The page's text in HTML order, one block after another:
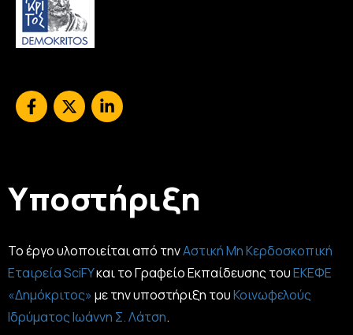
Υποστήριξη
Το έργο υλοποιείται από τηνΑστική Μη Κερδοσκοπική
Εταιρεία SciFYκαι το Γραφείο Εκπαίδευσης τουΕΚΕΦΕ
«Δημόκριτος» με την υποστήριξη τουΚοινωφελούς
Ιδρύματος Ιωάννη Σ. Λάτση.